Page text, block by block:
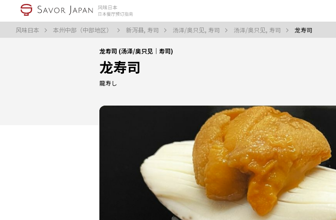
风味日本 本州中部（中部地区） 新泻县, 寿司 汤泽/奥只见, 寿司 汤泽/奥只见, 寿司 龙寿司
龙寿司 (汤泽/奥只见｜寿司)
龙寿司
龍寿し